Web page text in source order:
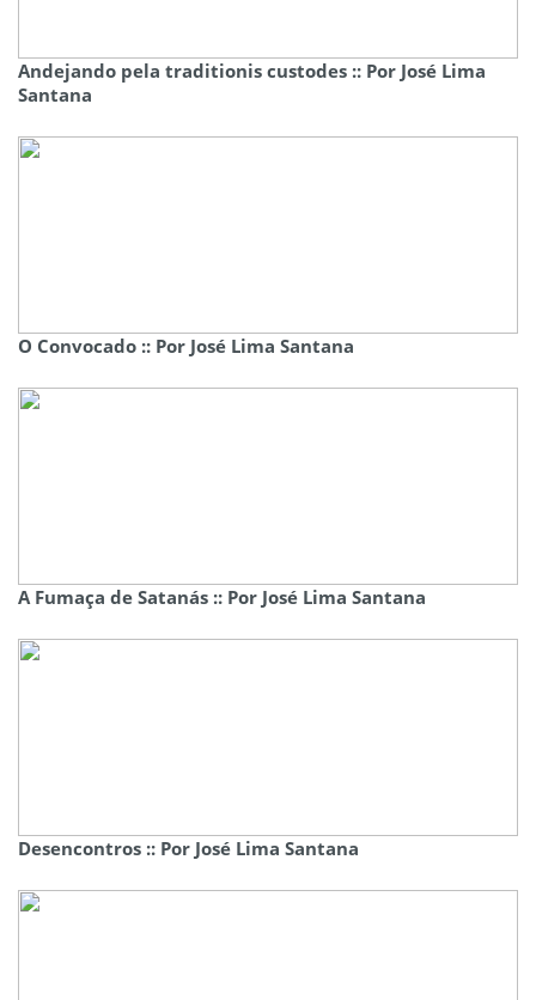
Andejando pela traditionis custodes :: Por José Lima
Santana
O Convocado :: Por José Lima Santana
A Fumaça de Satanás :: Por José Lima Santana
Desencontros :: Por José Lima Santana